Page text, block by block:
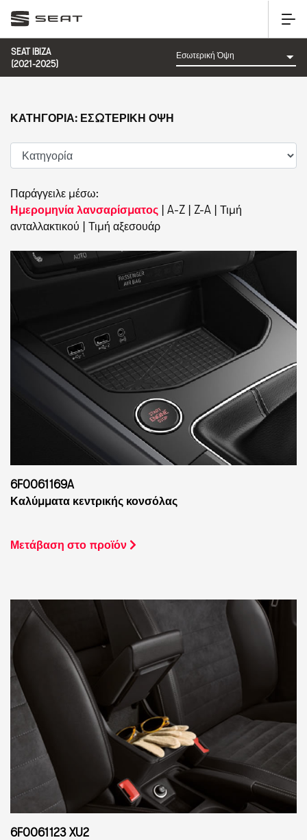
SEAT IBIZA
(2021-2025)
Παράγγειλε μέσω:
Ημερομηνία λανσαρίσματος | A-Z | Z-A | Τιμή
ανταλλακτικού | Τιμή αξεσουάρ
6F0061169A
Καλύμματα κεντρικής κονσόλας
Μετάβαση στο προϊόν
6F0061123 XU2
ΚΑΤΗΓΟΡΊΑ: ΕΣΩΤΕΡΙΚΉ ΌΨΗ